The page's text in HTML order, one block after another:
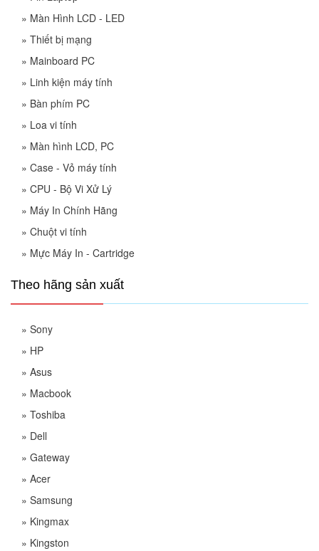
» Màn Hình LCD - LED
» Thiết bị mạng
» Mainboard PC
» Linh kiện máy tính
» Bàn phím PC
» Loa vi tính
» Màn hình LCD, PC
» Case - Vỏ máy tính
» CPU - Bộ Vi Xử Lý
» Máy In Chính Hãng
» Chuột vi tính
» Mực Máy In - Cartridge
Theo hãng sản xuất
» Sony
» HP
» Asus
» Macbook
» Toshiba
» Dell
» Gateway
» Acer
» Samsung
» Kingmax
» Kingston